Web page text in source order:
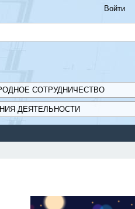
Войти
СОТРУДНИЧЕСТВО
ДЕЯТЕЛЬНОСТИ